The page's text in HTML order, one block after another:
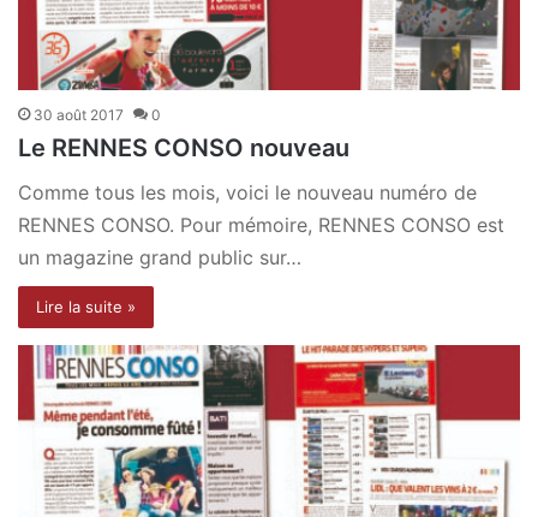
30 août 2017 0
Le RENNES CONSO nouveau
Comme tous les mois, voici le nouveau numéro de
RENNES CONSO. Pour mémoire, RENNES CONSO est
un magazine grand public sur…
Lire la suite »